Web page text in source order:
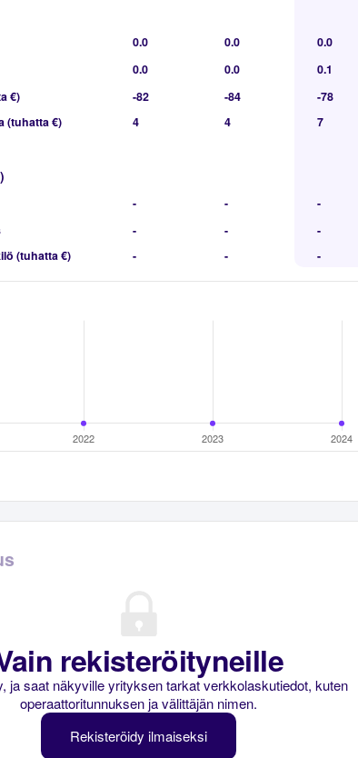
0.0 0.0
0.0
0.0 0.0
0.1
€)
-82 -84
-78
(tuhatta €)
4 4 7
- -
-
- -
-
(tuhatta €)
- - -
rekisteröityneille
ja saat näkyville yrityksen tarkat verkkolaskutiedot, kuten
operaattoritunnuksen ja välittäjän nimen.
Rekisteröidy ilmaiseksi